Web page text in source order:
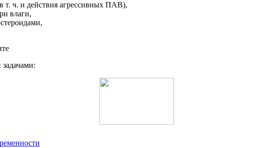
т. ч. и действия агрессивных ПАВ),
влаги,